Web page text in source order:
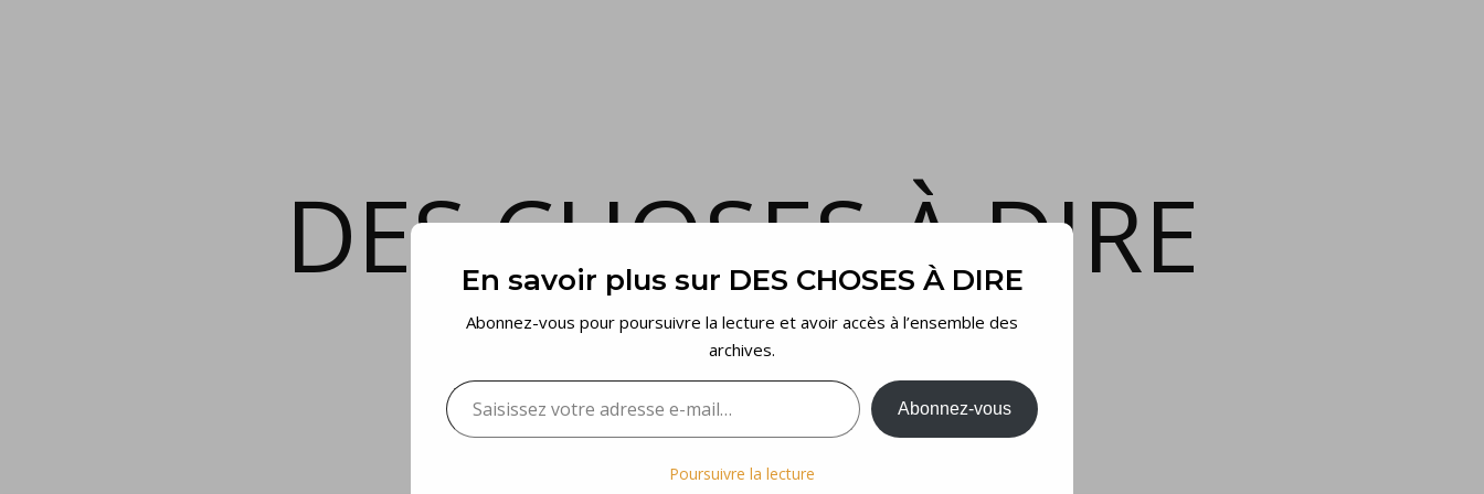
DES CHOSES À DIRE
et voilà…
En savoir plus sur DES CHOSES À DIRE
Abonnez-vous pour poursuivre la lecture et avoir accès à l’ensemble des
archives.
Saisissez votre adresse e-mail…
Abonnez-vous
Poursuivre la lecture